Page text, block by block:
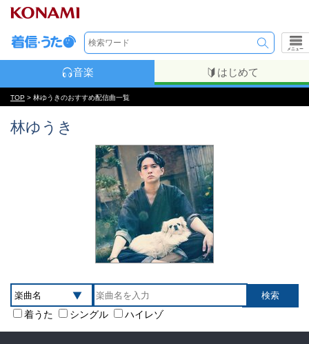
メニュー
音楽 はじめて
TOP > 林ゆうきのおすすめ配信曲一覧
林ゆうき
着うた シングル ハイレゾ